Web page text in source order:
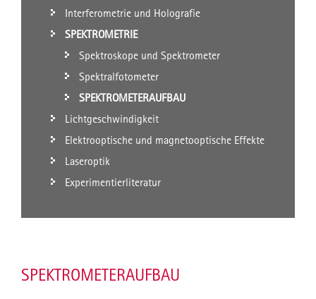
Interferometrie und Holografie
SPEKTROMETRIE
Spektroskope und Spektrometer
Spektralfotometer
SPEKTROMETERAUFBAU
Lichtgeschwindigkeit
Elektrooptische und magnetooptische Effekte
Laseroptik
Experimentierliteratur
SPEKTROMETERAUFBAU